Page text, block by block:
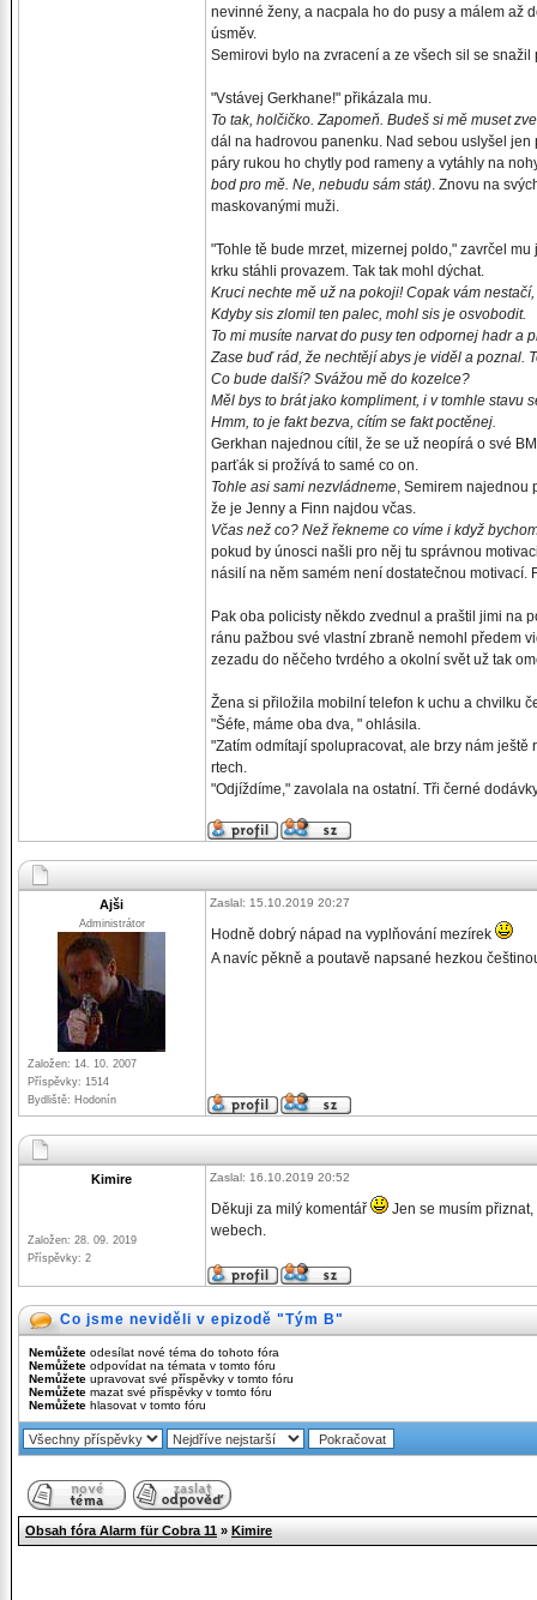
nevinné ženy, a nacpala ho do pusy a málem až
úsměv.
Semirovi bylo na zvracení a ze všech sil se snažil
"Vstávej Gerkhane!" přikázala mu.
To tak, holčičko. Zapomeň. Budeš si mě muset
dál na hadrovou panenku. Nad sebou uslyšel
páry rukou ho chytly pod rameny a vytáhly na
bod pro mě. Ne, nebudu sám stát). Znovu na
maskovanými muži.
"Tohle tě bude mrzet, mizernej poldo," zavrčel
krku stáhli provazem. Tak tak mohl dýchat.
Kruci nechte mě už na pokoji! Copak vám
Kdyby sis zlomil ten palec, mohl sis je osvobodit.
To mi musíte narvat do pusy ten odpornej hadr a
Zase buď rád, že nechtějí abys je viděl a poznal.
Co bude další? Svážou mě do kozelce?
Měl bys to brát jako kompliment, i v tomhle stavu
Hmm, to je fakt bezva, cítím se fakt poctěnej.
Gerkhan najednou cítil, že se už neopírá o své
parťák si prožívá to samé co on.
Tohle asi sami nezvládneme, Semirem najednou
že je Jenny a Finn najdou včas.
Včas než co? Než řekneme co víme i když
pokud by únosci našli pro něj tu správnou
násilí na něm samém není dostatečnou motivací.
Pak oba policisty někdo zvednul a praštil jimi na
ránu pažbou své vlastní zbraně nemohl předem
zezadu do něčeho tvrdého a okolní svět už tak
Žena si přiložila mobilní telefon k uchu a chvilku
"Šéfe, máme oba dva, " ohlásila.
"Zatím odmítají spolupracovat, ale brzy nám
rtech.
"Odjíždíme," zavolala na ostatní. Tři černé
Ajši
Administrátor
Založen: 14. 10. 2007
Příspěvky: 1514
Bydliště: Hodonín
Zaslal: 15.10.2019 20:27
Hodně dobrý nápad na vyplňování mezírek
A navíc pěkně a poutavě napsané hezkou
Kimire
Založen: 28. 09. 2019
Příspěvky: 2
Zaslal: 16.10.2019 20:52
Děkuji za milý komentář
Jen se musím
webech.
Co jsme neviděli v epizodě "Tým B"
Nemůžete odesílat nové téma do tohoto fóra
Nemůžete odpovídat na témata v tomto fóru
Nemůžete upravovat své příspěvky v tomto fóru
Nemůžete mazat své příspěvky v tomto fóru
Nemůžete hlasovat v tomto fóru
Obsah fóra Alarm für Cobra 11 » Kimire